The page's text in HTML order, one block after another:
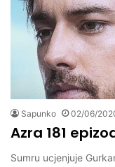
Sapunko 02/06/
Azra 181
Sumru ucjenjuje